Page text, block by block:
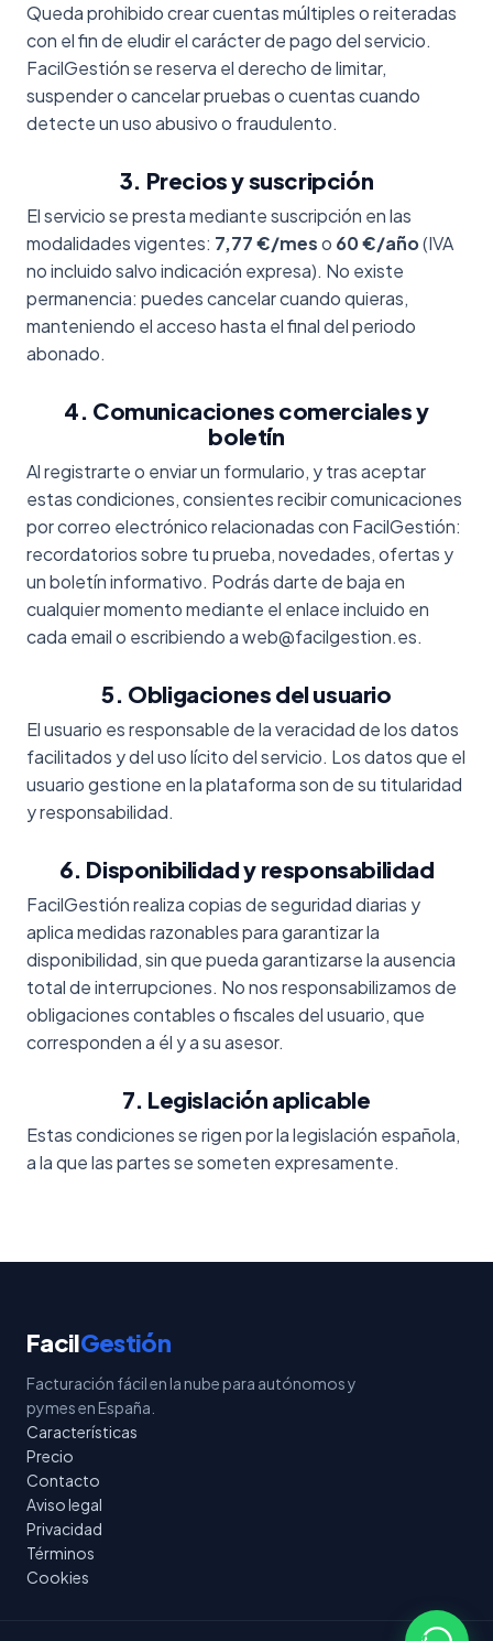
Queda prohibido crear cuentas múltiples o reiteradas
con el fin de eludir el carácter de pago del servicio.
FacilGestión se reserva el derecho de limitar,
suspender o cancelar pruebas o cuentas cuando
detecte un uso abusivo o fraudulento.
3. Precios y suscripción
El servicio se presta mediante suscripción en las
modalidades vigentes: 7,77 €/meso 60 €/año(IVA
no incluido salvo indicación expresa). No existe
permanencia: puedes cancelar cuando quieras,
manteniendo el acceso hasta el final del periodo
abonado.
4. Comunicaciones comerciales y
boletín
Al registrarte o enviar un formulario, y tras aceptar
estas condiciones, consientes recibir comunicaciones
por correo electrónico relacionadas con FacilGestión:
recordatorios sobre tu prueba, novedades, ofertas y
un boletín informativo. Podrás darte de baja en
cualquier momento mediante el enlace incluido en
cada email o escribiendo a web@facilgestion.es.
5. Obligaciones del usuario
El usuario es responsable de la veracidad de los datos
facilitados y del uso lícito del servicio. Los datos que el
usuario gestione en la plataforma son de su titularidad
y responsabilidad.
6. Disponibilidad y responsabilidad
FacilGestión realiza copias de seguridad diarias y
aplica medidas razonables para garantizar la
disponibilidad, sin que pueda garantizarse la ausencia
total de interrupciones. No nos responsabilizamos de
obligaciones contables o fiscales del usuario, que
corresponden a él y a su asesor.
7. Legislación aplicable
Estas condiciones se rigen por la legislación española,
a la que las partes se someten expresamente.
FacilGestión
Facturación fácil en la nube para autónomos y
pymes en España.
Características
Precio
Contacto
Aviso legal
Privacidad
Términos
Cookies